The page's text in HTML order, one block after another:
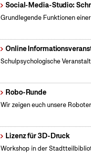
Social-Media-Studio:
Grundlegende Funktionen
Online
Schulpsychologische
Robo-Runde
Wir zeigen euch unsere
Lizenz für 3D-Druck
Workshop in der